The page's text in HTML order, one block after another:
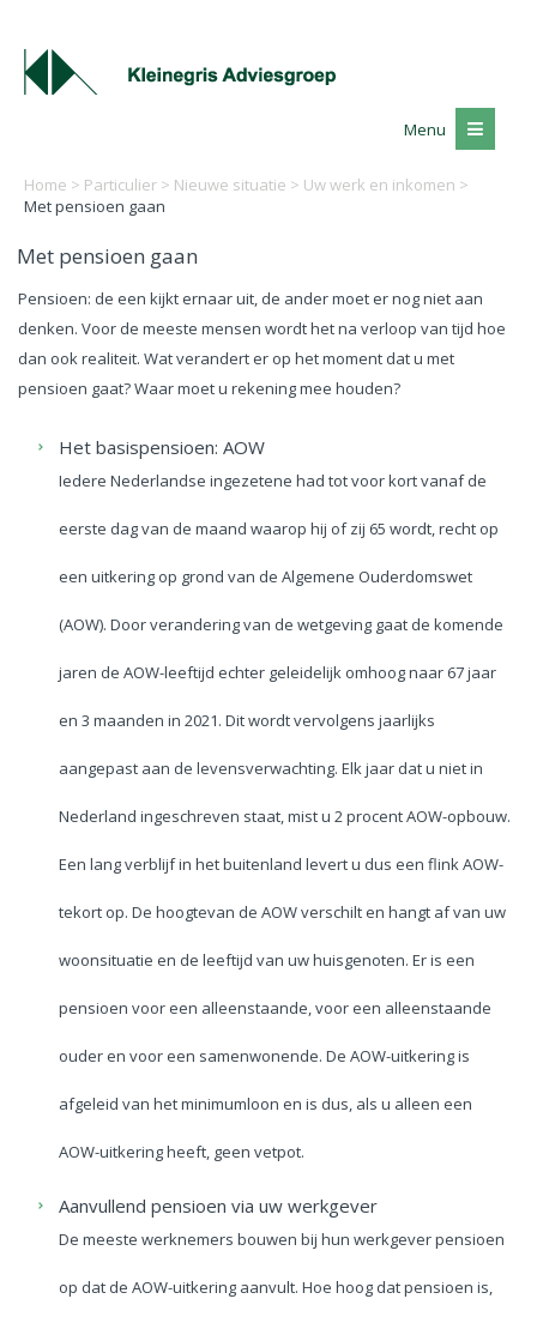
Menu
Home > Particulier > Nieuwe situatie > Uw werk en inkomen >
Met pensioen gaan
Met pensioen gaan
Pensioen: de een kijkt ernaar uit, de ander moet er nog niet aan
denken. Voor de meeste mensen wordt het na verloop van tijd hoe
dan ook realiteit. Wat verandert er op het moment dat u met
pensioen gaat? Waar moet u rekening mee houden?
Het basispensioen: AOW
Iedere Nederlandse ingezetene had tot voor kort vanaf de
eerste dag van de maand waarop hij of zij 65 wordt, recht op
een uitkering op grond van de Algemene Ouderdomswet
(AOW). Door verandering van de wetgeving gaat de komende
jaren de AOW-leeftijd echter geleidelijk omhoog naar 67 jaar
en 3 maanden in 2021. Dit wordt vervolgens jaarlijks
aangepast aan de levensverwachting. Elk jaar dat u niet in
Nederland ingeschreven staat, mist u 2 procent AOW-opbouw.
Een lang verblijf in het buitenland levert u dus een flink AOW-
tekort op. De hoogtevan de AOW verschilt en hangt af van uw
woonsituatie en de leeftijd van uw huisgenoten. Er is een
pensioen voor een alleenstaande, voor een alleenstaande
ouder en voor een samenwonende. De AOW-uitkering is
afgeleid van het minimumloon en is dus, als u alleen een
AOW-uitkering heeft, geen vetpot.
Aanvullend pensioen via uw werkgever
De meeste werknemers bouwen bij hun werkgever pensioen
op dat de AOW-uitkering aanvult. Hoe hoog dat pensioen is,